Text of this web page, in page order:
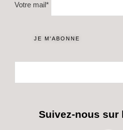
Votre mail*
Suivez-nous sur